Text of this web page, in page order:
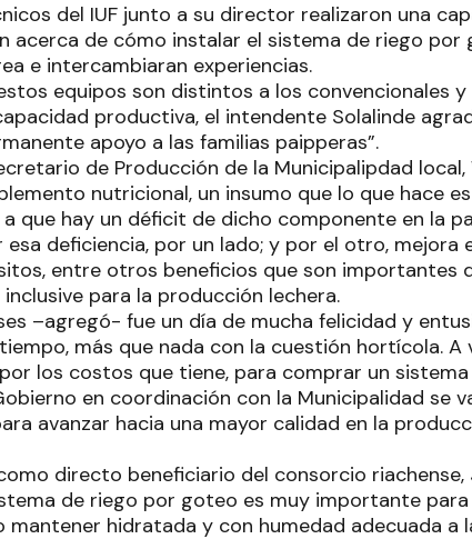
del IUF junto a su director realizaron una
acerca de cómo instalar el sistema de riego por
e intercambiaran experiencias.
equipos son distintos a los convencionales
productiva, el intendente Solalinde
apoyo a las familias paipperas”.
de Producción de la Municipalipdad
nutricional, un insumo que lo que hace
que hay un déficit de dicho componente en la
deficiencia, por un lado; y por el otro, mejora
entre otros beneficios que son importantes
para la producción lechera.
–agregó- fue un día de mucha felicidad y
más que nada con la cuestión hortícola.
los costos que tiene, para comprar un
en coordinación con la Municipalidad se
avanzar hacia una mayor calidad en la
directo beneficiario del consorcio riachense,
de riego por goteo es muy importante
mantener hidratada y con humedad adecuada a